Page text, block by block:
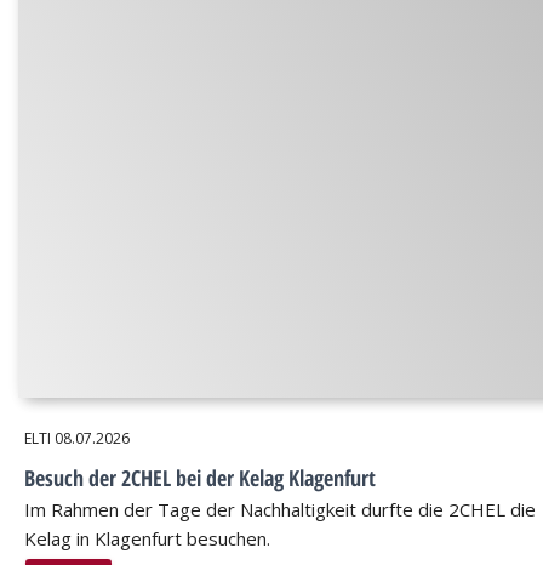
ELTI 08.07.2026
Besuch der 2CHEL bei der Kelag Klagenfurt
Im Rahmen der Tage der Nachhaltigkeit durfte die 2CHEL die
Kelag in Klagenfurt besuchen.